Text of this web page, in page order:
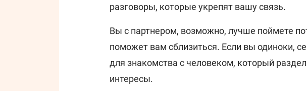
разговоры, которые укрепят вашу связь.
Вы с партнером, возможно, лучше поймете
поможет вам сблизиться. Если вы одиноки,
для знакомства с человеком, который
интересы.